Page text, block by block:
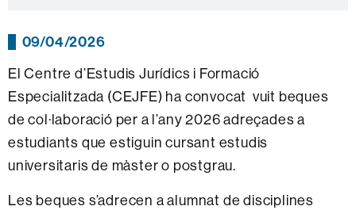
09/04/2026
El Centre d’Estudis Jurídics i Formació
Especialitzada (CEJFE) ha convocat vuit beques
de col·laboració per a l’any 2026 adreçades a
estudiants que estiguin cursant estudis
universitaris de màster o postgrau.
Les beques s’adrecen a alumnat de disciplines